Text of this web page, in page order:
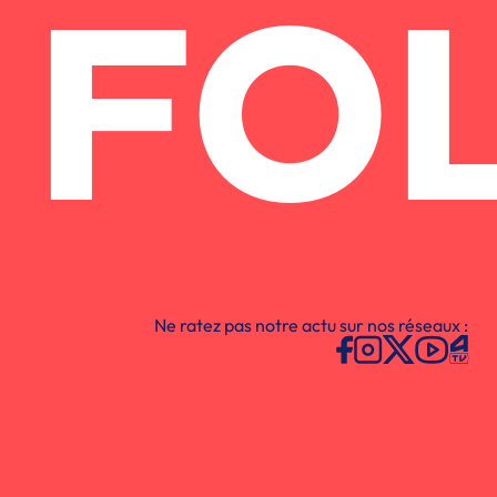
Ne ratez pas notre actu sur nos réseaux :